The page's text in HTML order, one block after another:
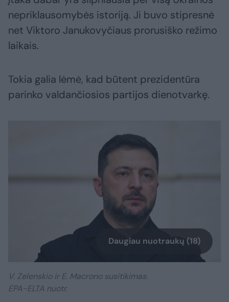
nepriklausomybės istoriją. Ji buvo stipresnė
net Viktoro Janukovyčiaus prorusiško režimo
laikais.
Tokia galia lėmė, kad būtent prezidentūra
parinko valdančiosios partijos dienotvarkę.
Daugiau nuotraukų (18)
V. Zelenskio ir E. Macrono susitikimas.
EPA-ELTA nuotr.